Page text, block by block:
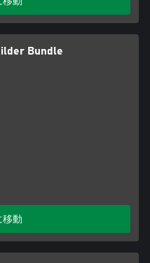
Bundle
動